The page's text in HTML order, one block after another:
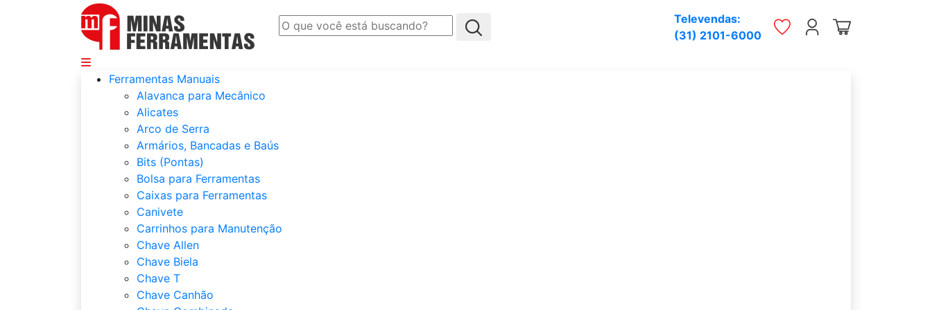
Televendas:
(31) 2101-6000
Ferramentas Manuais
Alavanca para Mecânico
Alicates
Arco de Serra
Armários, Bancadas e Baús
Bits (Pontas)
Bolsa para Ferramentas
Caixas para Ferramentas
Canivete
Carrinhos para Manutenção
Chave Allen
Chave Biela
Chave T
Chave Canhão